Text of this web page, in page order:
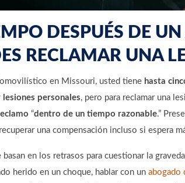
DESPUÉS DE
RECLAMAR UNA
en Missouri, usted tiene hasta
personales, pero para reclamar una
“dentro de un tiempo razonable.”
una compensación incluso si espera
basan en los retrasos para cuestionar la
herido en un choque, hablar con un abogado